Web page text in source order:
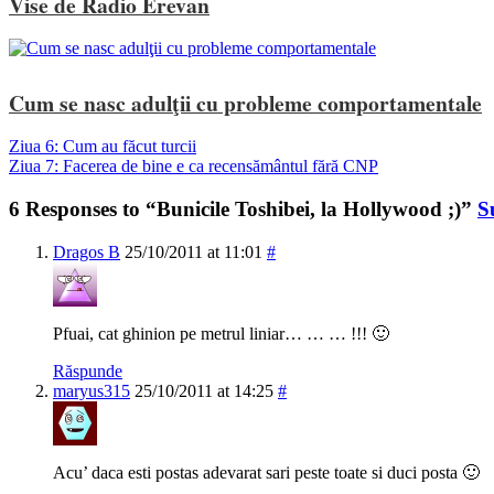
Cum se nasc adulţii cu probleme comportamentale
Ziua 6: Cum au făcut turcii
Ziua 7: Facerea de bine e ca recensământul fără CNP
6 Responses to “Bunicile Toshibei, la Hollywood ;)”
Dragos B 25/10/2011 at 11:01 #
Pfuai, cat ghinion pe metrul liniar… … … !!! 🙂
Răspunde
maryus315 25/10/2011 at 14:25 #
Acu’ daca esti postas adevarat sari peste toate si duci posta 🙂